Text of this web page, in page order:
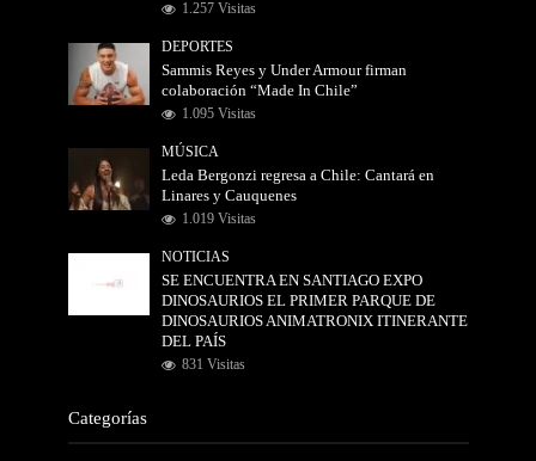
1.257 Visitas
DEPORTES
Sammis Reyes y Under Armour firman
colaboración “Made In Chile”
1.095 Visitas
MÚSICA
Leda Bergonzi regresa a Chile: Cantará en
Linares y Cauquenes
1.019 Visitas
NOTICIAS
SE ENCUENTRA EN SANTIAGO EXPO
DINOSAURIOS EL PRIMER PARQUE DE
DINOSAURIOS ANIMATRONIX ITINERANTE
DEL PAÍS
831 Visitas
Categorías